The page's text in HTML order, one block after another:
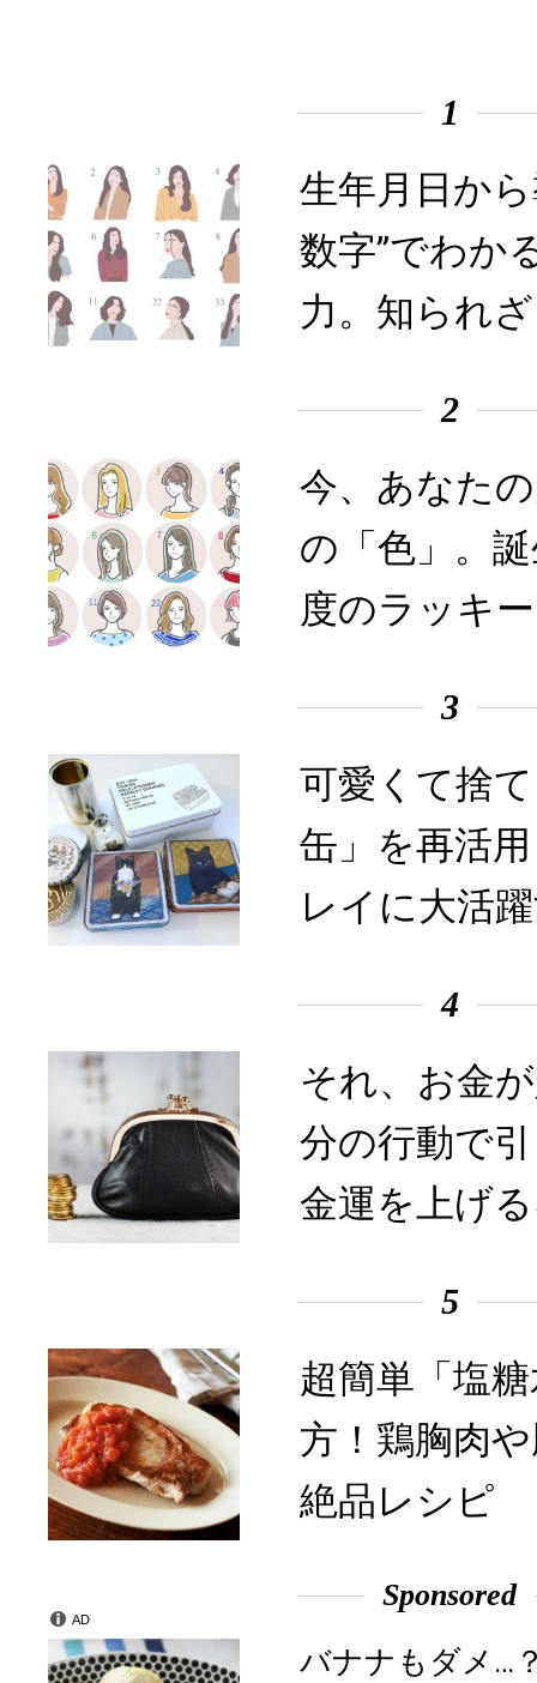
1
生年月日か
数字”でわか
力。知られ
2
今、あなた
の「色」。
度のラッキ
3
可愛くて捨
缶」を再活
レイに大活
4
それ、お金
分の行動で
金運を上げ
5
超簡単「塩
方！鶏胸肉
絶品レシピ
Sponsored
バナナもダメ…
AD